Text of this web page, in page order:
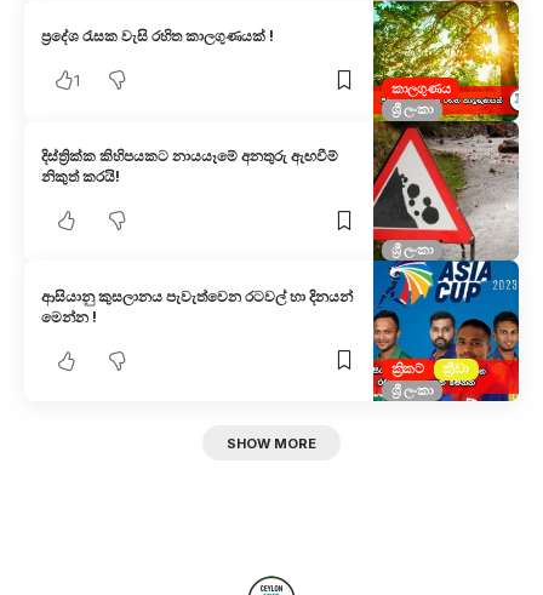
කාලගුණය
ශ්‍රී ලංකා
ප්‍රදේශ රැසක වැසි රහිත කාලගුණයක් !
1
ශ්‍රී ලංකා
දිස්ත්‍රික්ක කිහිපයකට නායයෑමේ අනතුරු ඇඟවීම්
නිකුත් කරයි!
ක්‍රිකට්
ක්‍රීඩා
ශ්‍රී ලංකා
ආසියානු කුසලානය පැවැත්වෙන රටවල් හා දිනයන්
මෙන්න !
SHOW MORE